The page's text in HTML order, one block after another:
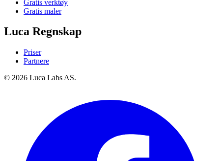
Gratis verktøy
Gratis maler
Luca Regnskap
Priser
Partnere
© 2026 Luca Labs AS.